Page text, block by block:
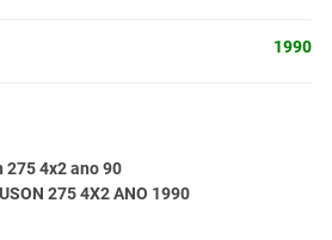
1990
275 4x2 ano 90
275 4X2 ANO 1990